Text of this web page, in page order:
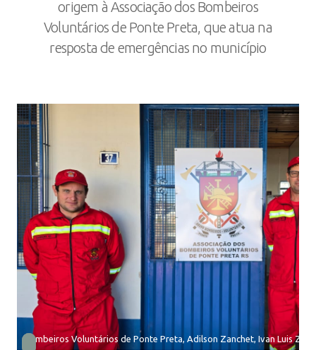
origem à Associação dos Bombeiros
Voluntários de Ponte Preta, que atua na
resposta de emergências no município
Bombeiros Voluntários de Ponte Preta, Adilson Zanchet, Ivan Luis